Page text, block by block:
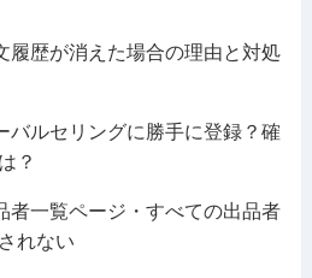
履歴が消えた場合の理由と対処
バルセリングに勝手に登録？確
？
者一覧ページ・すべての出品者
れない